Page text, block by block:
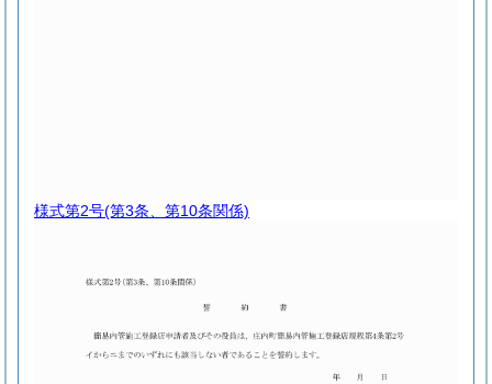
様式第2号(第3条、第10条関係)